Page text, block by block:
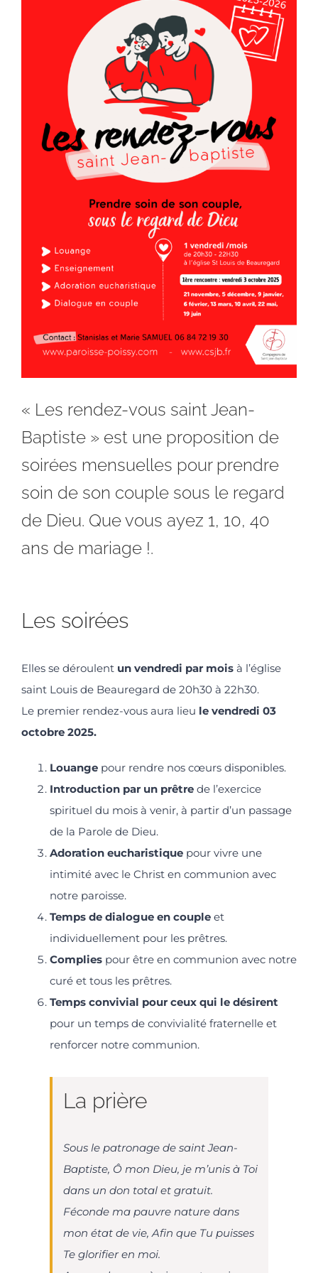
« Les rendez-vous saint Jean-
Baptiste » est une proposition de
soirées mensuelles pour prendre
soin de son couple sous le regard
de Dieu. Que vous ayez 1, 10, 40
ans de mariage !.
Les soirées
Elles se déroulent un vendredi par mois à l’église
saint Louis de Beauregard de 20h30 à 22h30.
Le premier rendez-vous aura lieu le vendredi 03
octobre 2025.
Louange pour rendre nos cœurs disponibles.
Introduction par un prêtre de l’exercice
spirituel du mois à venir, à partir d’un passage
de la Parole de Dieu.
Adoration eucharistique pour vivre une
intimité avec le Christ en communion avec
notre paroisse.
Temps de dialogue en couple et
individuellement pour les prêtres.
Complies pour être en communion avec notre
curé et tous les prêtres.
Temps convivial pour ceux qui le désirent
pour un temps de convivialité fraternelle et
renforcer notre communion.
La prière
Sous le patronage de saint Jean-
Baptiste, Ô mon Dieu, je m’unis à Toi
dans un don total et gratuit.
Féconde ma pauvre nature dans
mon état de vie, Afin que Tu puisses
Te glorifier en moi.